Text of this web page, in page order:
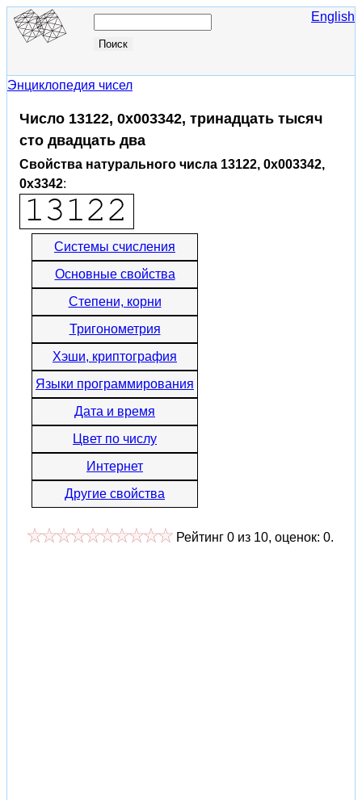
English
Энциклопедия чисел
Число 13122, 0x003342, тринадцать тысяч
сто двадцать два
Свойства натурального числа 13122, 0x003342,
0x3342:
Системы счисления
Основные свойства
Степени, корни
Тригонометрия
Хэши, криптография
Языки программирования
Дата и время
Цвет по числу
Интернет
Другие свойства
Рейтинг 0 из 10, оценок: 0.